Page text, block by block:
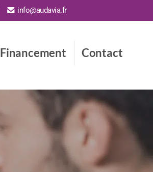
info@audavia.fr
Financement Contact